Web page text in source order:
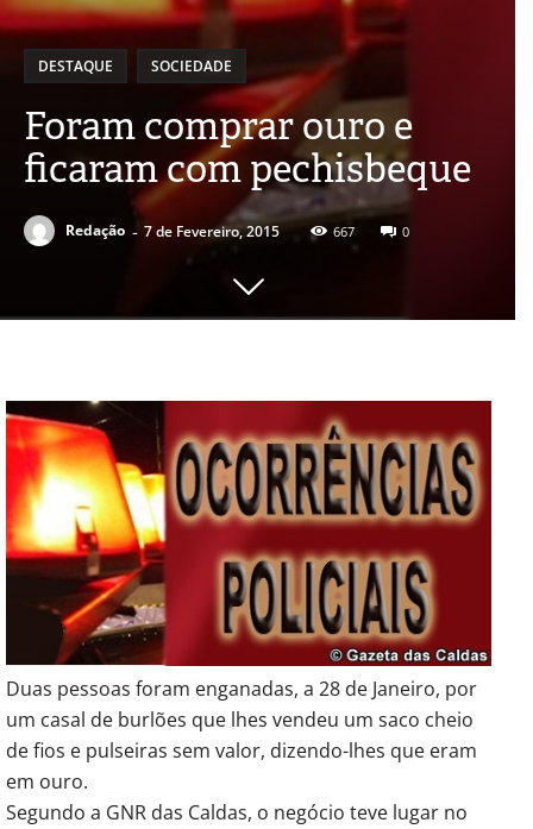
DESTAQUE SOCIEDADE
Foram comprar ouro e
ficaram com pechisbeque
Redação - 7 de Fevereiro, 2015 667 0
Duas pessoas foram enganadas, a 28 de Janeiro, por
um casal de burlões que lhes vendeu um saco cheio
de fios e pulseiras sem valor, dizendo-lhes que eram
em ouro.
Segundo a GNR das Caldas, o negócio teve lugar no